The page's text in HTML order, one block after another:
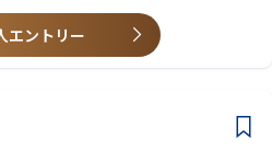
エントリー